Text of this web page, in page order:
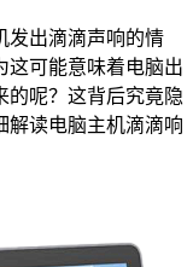
发出滴滴声响的情
这可能意味着电脑出
的呢？这背后究竟隐
解读电脑主机滴滴响